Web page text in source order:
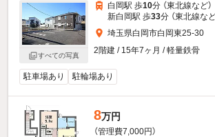
すべての写真
白岡駅 歩10分 （東北線など）
新白岡駅 歩33分 （東北線な
埼玉県白岡市白岡東25-30
2階建 / 15年7ヶ月 / 軽量鉄骨
駐車場あり 駐輪場あり
8万円
（管理費7,000円）